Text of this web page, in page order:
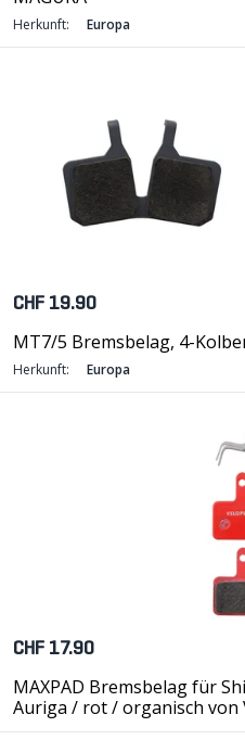
Herkunft: Europa
CHF 19.90
MT7/5 Bremsbelag, 4-
Herkunft: Europa
CHF 17.90
MAXPAD Bremsbelag für
Auriga / rot / organisch von